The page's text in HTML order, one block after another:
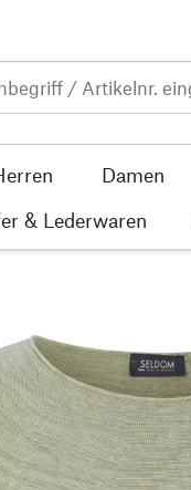
Damen
& Lederwaren